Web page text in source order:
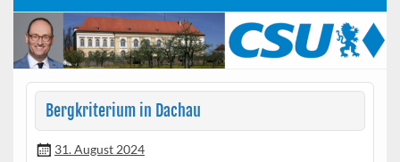
Bergkriterium in Dachau
31. August 2024